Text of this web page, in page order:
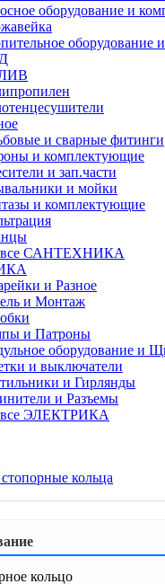
оборудование и
оборудование
и сварные фитинги
и комплектующие
и зап.части
и мойки
и комплектующие
все САНТЕХНИКА
и Разное
и Монтаж
и Патроны
оборудование и
и выключатели
и Гирлянды
и Разъемы
все ЭЛЕКТРИКА
кольца
кольцо